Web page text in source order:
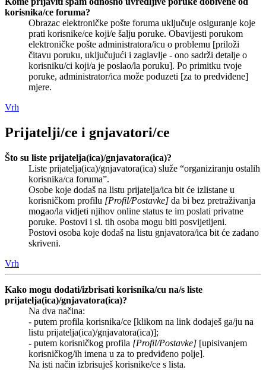
korisnika/ce foruma?
Obrazac elektroničke pošte foruma uključuje osiguranje koje
prati korisnike/ce koji/e šalju poruke. Obavijesti porukom
elektroničke pošte administratora/icu o problemu [priloži
čitavu poruku, uključujući i zaglavlje - ono sadrži detalje o
korisniku/ci koji/a je poslao/la poruku]. Po primitku tvoje
poruke, administrator/ica može poduzeti [za to predviđene]
mjere.
Vrh
Prijatelji/ce i gnjavatori/ce
Što su liste prijatelja(ica)/gnjavatora(ica)?
Liste prijatelja(ica)/gnjavatora(ica) služe “organiziranju ostalih
korisnika/ca foruma”.
Osobe koje dodaš na listu prijatelja/ica bit će izlistane u
korisničkom profilu [Profil/Postavke] da bi bez pretraživanja
mogao/la vidjeti njihov online status te im poslati privatne
poruke. Postovi i sl. tih osoba mogu biti posvijetljeni.
Postovi osoba koje dodaš na listu gnjavatora/ica bit će zadano
skriveni.
Vrh
Kako mogu dodati/izbrisati korisnika/cu na/s liste
prijatelja(ica)/gnjavatora(ica)?
Na dva načina:
- putem profila korisnika/ce [klikom na link dodaješ ga/ju na
listu prijatelja(ica)/gnjavatora(ica)];
- putem korisničkog profila [Profil/Postavke] [upisivanjem
korisničkog/ih imena u za to predviđeno polje].
Na isti način izbrisuješ korisnike/ce s lista.